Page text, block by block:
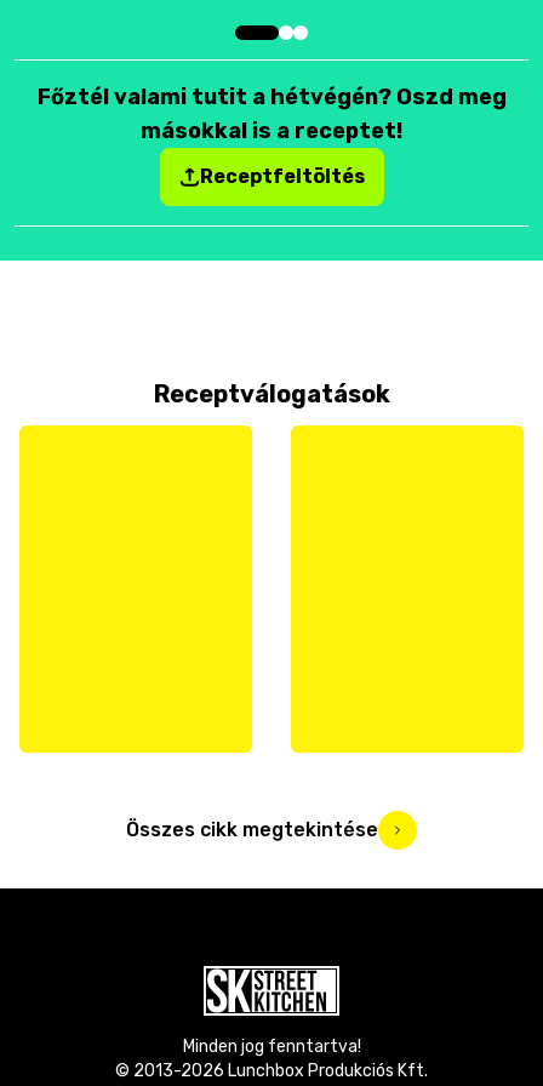
Főztél valami tutit a hétvégén? Oszd meg
másokkal is a receptet!
Receptfeltöltés
Receptválogatások
Összes cikk megtekintése
Minden jog fenntartva!
© 2013-2026 Lunchbox Produkciós Kft.